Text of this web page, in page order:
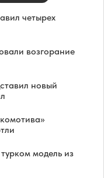
четырех
возгорание
новый
модель из